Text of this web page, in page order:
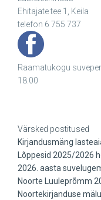
Ehitajate tee 1, Keila
telefon 6 755 737
Raamatukogu
18.00
Värsked postitused
Kirjandusmäng
Lõppesid 2025/2026
2026. aasta
Noorte Luuleprõmm
Noortekirjanduse